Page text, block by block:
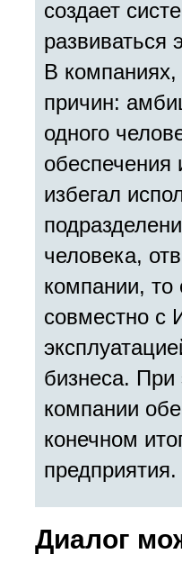
создает
В компаниях,
причин:
одного
избегал
человека,
компании,
совместно с
бизнеса.
компании
конечном
предприятия.
Диалог